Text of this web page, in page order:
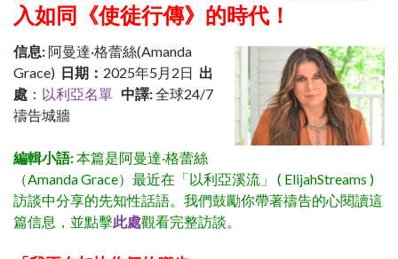
入如同《使徒行傳》的時代！
信息: 阿曼達·格蕾絲(Amanda
Grace) 日期： 2025年5月2日 出
處 ： 以利亞名單 中譯:全球24/7
禱告城牆
編輯小語:本篇是阿曼達·格蕾絲
（Amanda Grace）最近在「以利亞溪流」 ( ElijahStreams )
訪談中分享的先知性話語。我們鼓勵你帶著禱告的心閱讀這
篇信息，並點擊此處觀看完整訪談。